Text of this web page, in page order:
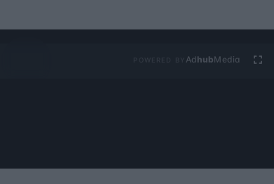
Ad hubMedia